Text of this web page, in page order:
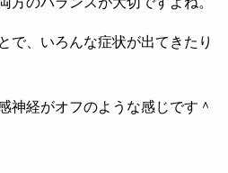
で、いろんな症状が出てきたり
神経がオフのような感じです＾